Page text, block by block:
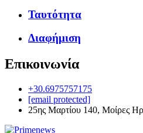
Ταυτότητα
Διαφήμιση
Επικοινωνία
+30.6975757175
[email protected]
25ης Μαρτίου 140, Μοίρες